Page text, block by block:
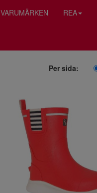
VARUMÄRKEN REA
Per sida: